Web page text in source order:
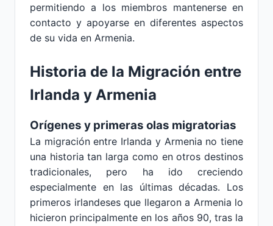
permitiendo a los miembros mantenerse en
contacto y apoyarse en diferentes aspectos
de su vida en Armenia.
Historia de la Migración entre
Irlanda y Armenia
Orígenes y primeras olas migratorias
La migración entre Irlanda y Armenia no tiene
una historia tan larga como en otros destinos
tradicionales, pero ha ido creciendo
especialmente en las últimas décadas. Los
primeros irlandeses que llegaron a Armenia lo
hicieron principalmente en los años 90, tras la